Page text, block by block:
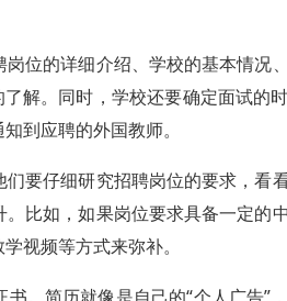
位的详细介绍、学校的基本情况
解。同时，学校还要确定面试的
到应聘的外国教师。
要仔细研究招聘岗位的要求，看
比如，如果岗位要求具备一定的
视频等方式来弥补。